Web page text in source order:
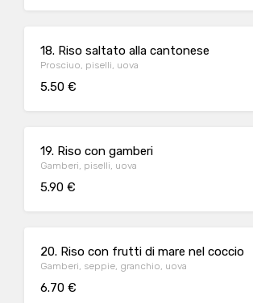
18. Riso saltato alla cantonese
Prosciuo, piselli, uova
5.50 €
19. Riso con gamberi
Gamberi, piselli, uova
5.90 €
20. Riso con frutti di mare nel coccio
Gamberi, seppie, granchio, uova
6.70 €